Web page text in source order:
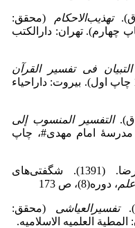
تهذیبالاحکام (محقق:
چهارم). تهران: دارالکتب
التبیان فی تفسیر القرآن
7 و 10 چاپ اول). بیروت: داراحیاء
التفسیر المنسوب إلی
امام مهدی#، چاپ
علایی، حسین؛ رضایی، محسن‌رضا. (1391). شگفتی‌های
، دوره(8)، ص 173
تفسیرالعیاشی (محقق: